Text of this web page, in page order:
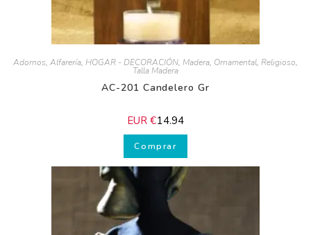
Adornos,Alfarería,HOGAR - DECORACIÓN,Madera,Ornamental,
Religioso,Talla Madera
AC-201 Candelero Gr
EUR €14.94
Comprar